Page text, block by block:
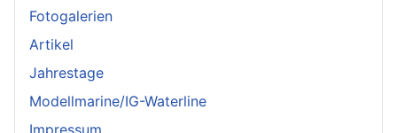
Fotogalerien
Artikel
Jahrestage
Modellmarine/IG-Waterline
Impressum